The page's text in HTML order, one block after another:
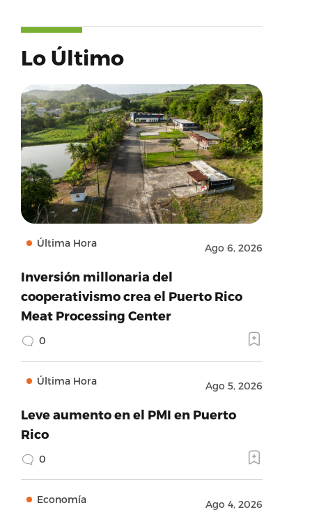
Lo Último
Última Hora Ago 6, 2026
Inversión millonaria del
cooperativismo crea el Puerto Rico
Meat Processing Center
0
Última Hora Ago 5, 2026
Leve aumento en el PMI en Puerto
Rico
0
Economía Ago 4, 2026